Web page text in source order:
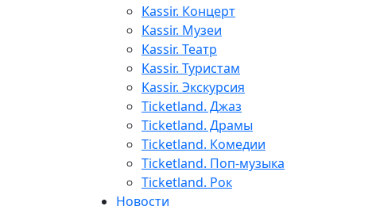
Kassir. Концерт
Kassir. Музеи
Kassir. Театр
Kassir. Туристам
Kassir. Экскурсия
Ticketland. Джаз
Ticketland. Драмы
Ticketland. Комедии
Ticketland. Поп-музыка
Ticketland. Рок
Новости